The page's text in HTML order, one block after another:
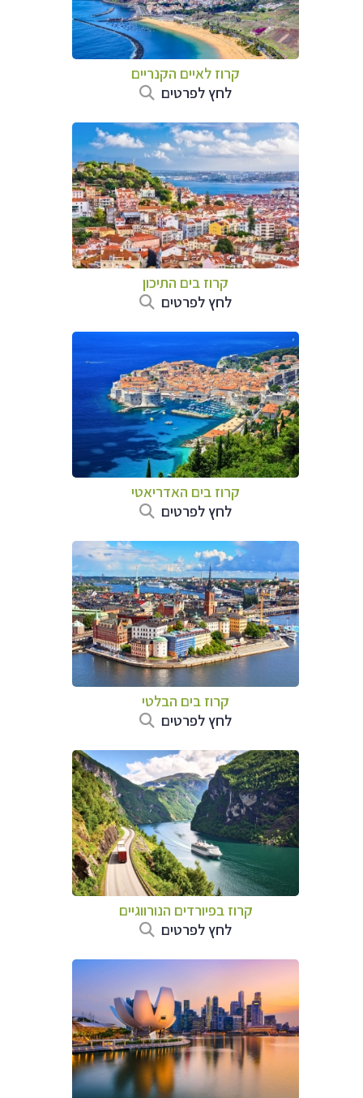
קרוז לאיים הקנריים
לחץ לפרטים
קרוז בים התיכון
לחץ לפרטים
קרוז בים האדריאטי
לחץ לפרטים
קרוז בים הבלטי
לחץ לפרטים
קרוז בפיורדים הנורווגיים
לחץ לפרטים